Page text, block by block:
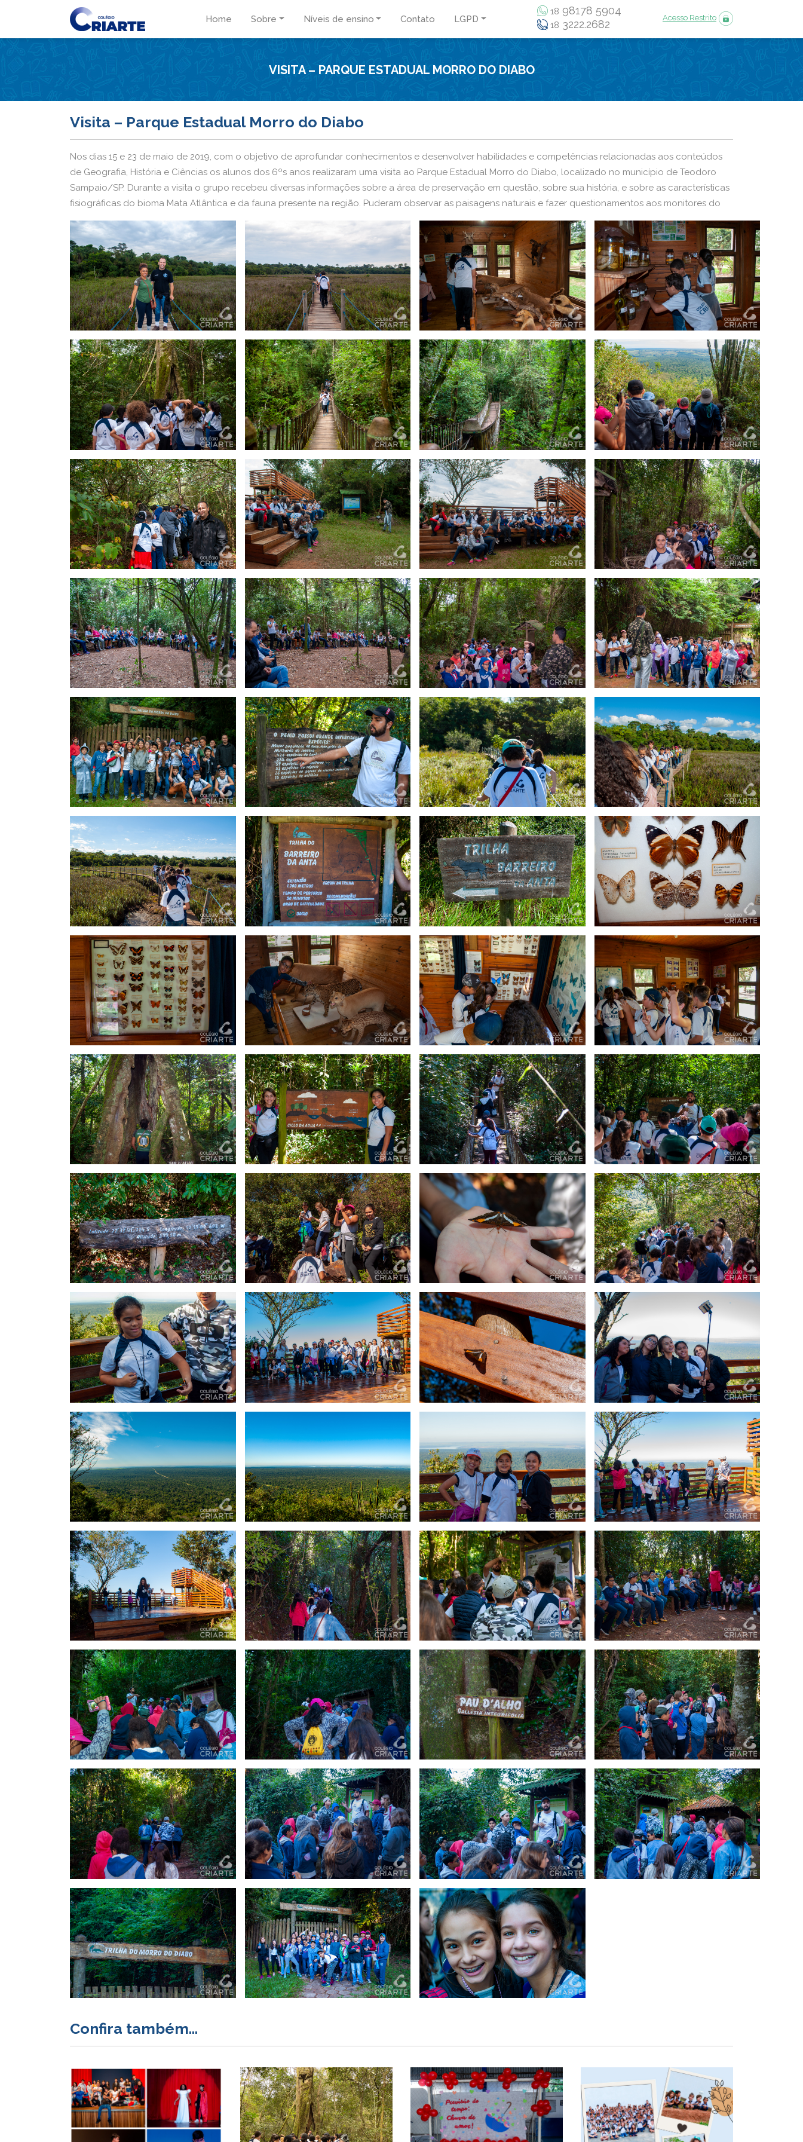
Home Sobre Níveis de ensino Contato LGPD
18 98178 5904
18 3222.2682
Acesso Restrito
VISITA – PARQUE ESTADUAL MORRO DO DIABO
Visita – Parque Estadual Morro do Diabo
Nos dias 15 e 23 de maio de 2019, com o objetivo de aprofundar conhecimentos e desenvolver habilidades e competências relacionadas aos conteúdos
de Geografia, História e Ciências os alunos dos 6ºs anos realizaram uma visita ao Parque Estadual Morro do Diabo, localizado no município de Teodoro
Sampaio/SP. Durante a visita o grupo recebeu diversas informações sobre a área de preservação em questão, sobre sua história, e sobre as características
fisiográficas do bioma Mata Atlântica e da fauna presente na região. Puderam observar as paisagens naturais e fazer questionamentos aos monitores do
Parque que lhes acompanharam, o que favoreceu a aprendizagem e o desenvolvimento de conceitos relevantes para as áreas de estudos de Ciências
Humanas e Ciências da Natureza, além do fortalecimento da consciência ecológica das crianças.
Confira também...